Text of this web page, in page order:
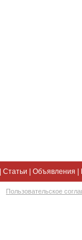
Статьи Объявления
Пользовательское